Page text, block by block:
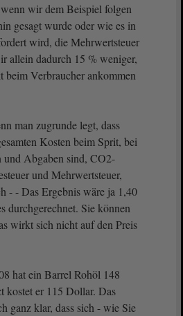
wir dem Beispiel folgen
gesagt wurde oder wie es in
wird, die Mehrwertsteuer
allein dadurch 15 % weniger,
beim Verbraucher ankommen
man zugrunde legt, dass
Kosten beim Sprit, bei
und Abgaben sind, CO2-
und Mehrwertsteuer,
- - Das Ergebnis wäre ja 1,40
durchgerechnet. Sie können
wirkt sich nicht auf den Preis
hat ein Barrel Rohöl 148
kostet er 115 Dollar. Das
ganz klar, dass sich - wie Sie